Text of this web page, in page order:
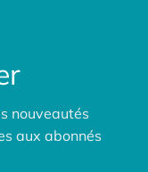
nouveautés
aux abonnés